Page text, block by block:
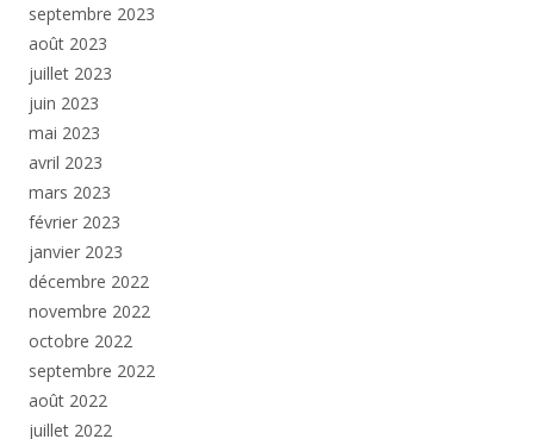
septembre 2023
août 2023
juillet 2023
juin 2023
mai 2023
avril 2023
mars 2023
février 2023
janvier 2023
décembre 2022
novembre 2022
octobre 2022
septembre 2022
août 2022
juillet 2022